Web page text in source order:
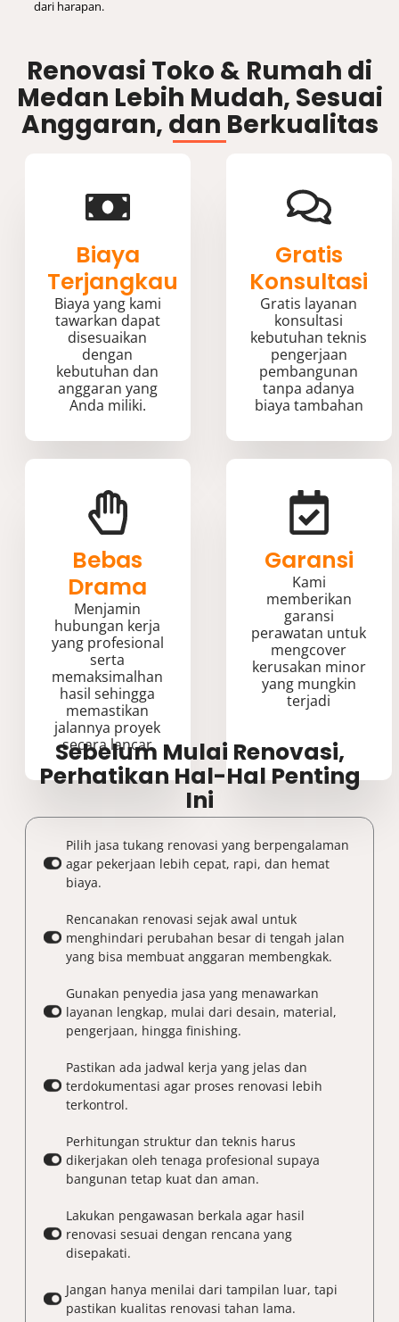
dari harapan.
Renovasi Toko & Rumah di
Medan Lebih Mudah, Sesuai
Anggaran, dan Berkualitas
Biaya
Terjangkau
Biaya yang kami
tawarkan dapat
disesuaikan
dengan
kebutuhan dan
anggaran yang
Anda miliki.
Gratis
Konsultasi
Gratis layanan
konsultasi
kebutuhan teknis
pengerjaan
pembangunan
tanpa adanya
biaya tambahan
Bebas
Drama
Menjamin
hubungan kerja
yang profesional
serta
memaksimalhan
hasil sehingga
memastikan
jalannya proyek
secara lancar
Garansi
Kami
memberikan
garansi
perawatan untuk
mengcover
kerusakan minor
yang mungkin
terjadi
Sebelum Mulai Renovasi,
Perhatikan Hal-Hal Penting
Ini
Pilih jasa tukang renovasi yang berpengalaman
agar pekerjaan lebih cepat, rapi, dan hemat
biaya.
Rencanakan renovasi sejak awal untuk
menghindari perubahan besar di tengah jalan
yang bisa membuat anggaran membengkak.
Gunakan penyedia jasa yang menawarkan
layanan lengkap, mulai dari desain, material,
pengerjaan, hingga finishing.
Pastikan ada jadwal kerja yang jelas dan
terdokumentasi agar proses renovasi lebih
terkontrol.
Perhitungan struktur dan teknis harus
dikerjakan oleh tenaga profesional supaya
bangunan tetap kuat dan aman.
Lakukan pengawasan berkala agar hasil
renovasi sesuai dengan rencana yang
disepakati.
Jangan hanya menilai dari tampilan luar, tapi
pastikan kualitas renovasi tahan lama.